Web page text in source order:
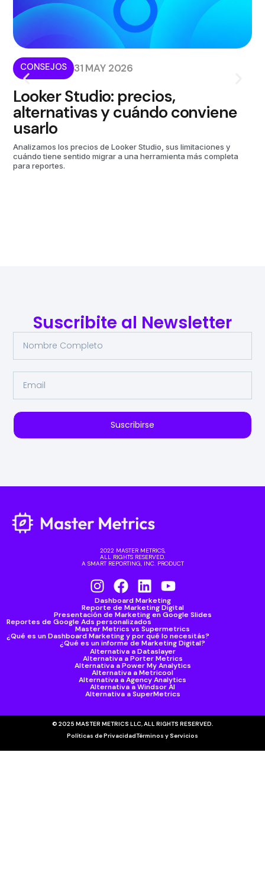
CONSEJOS 31 MAY 2026
Looker Studio: precios,
alternativas y cuándo conviene
usarlo
Analizamos los precios de Looker Studio, sus limitaciones y
cuándo tiene sentido migrar a una herramienta más completa
para reportes.
Suscribite al Newsletter
Suscribirse
2022 MASTER METRICS,
ALL RIGHTS RESERVED.
A SMART REPORTING, INC. PRODUCT
Dashboard Marketing
Reporte de Marketing Digital
Presentación de Marketing en Google Slides
Reportes de Google Ads personalizados
Master Metrics vs Supermetrics
¿Qué es un Dashboard Marketing y por qué lo necesitás?
¿Qué es un informe de Marketing Digital?
Alternativa a Dataslayer
Alternativa a Porter Metrics
Alternativa a Power My Analytics
Alternativa a Metricool
Alternativa a Agency Analytics
Alternativa a Windsor AI
Alternativa a SuperMetrics
© 2025 MASTER METRICS LLC, ALL RIGHTS RESERVED.
Políticas de PrivacidadTérminos y Servicios